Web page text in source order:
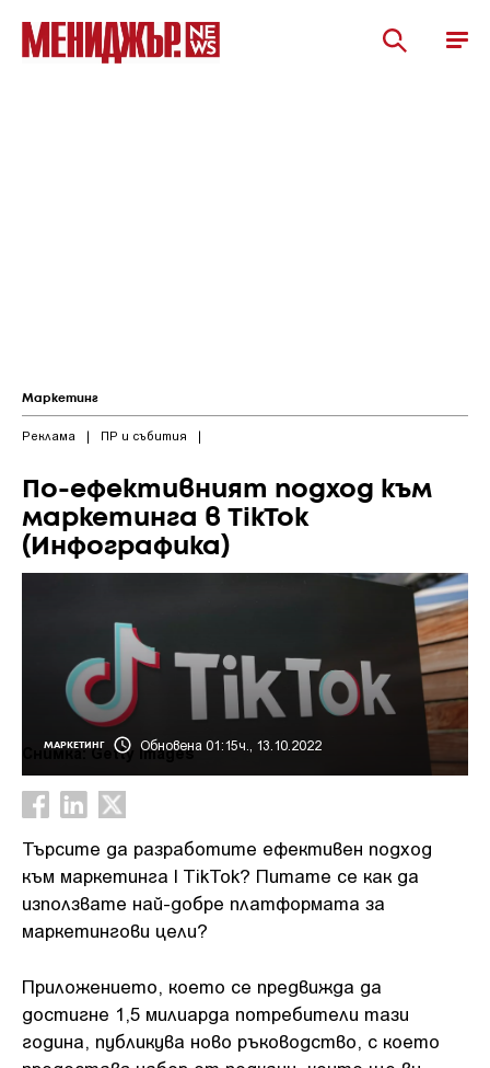
Маркетинг
Реклама | ПР и събития |
По-ефективният подход към
маркетинга в TikTok
(Инфографика)
МАРКЕТИНГ Обновена 01:15ч., 13.10.2022
Снимка: Getty Images
Търсите да разработите ефективен подход
към маркетинга l TikTok? Питате се как да
използвате най-добре платформата за
маркетингови цели?
Приложението, което се предвижда да
достигне 1,5 милиарда потребители тази
година, публикува ново ръководство, с което